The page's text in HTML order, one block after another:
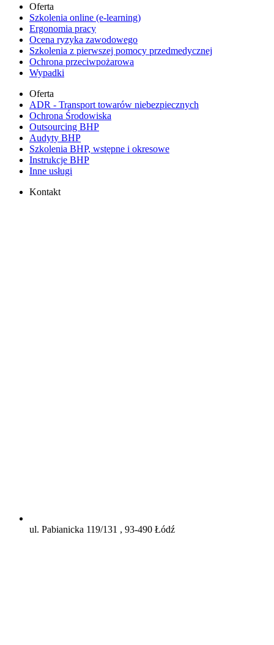
Oferta
Szkolenia online (e-learning)
Ergonomia pracy
Ocena ryzyka zawodowego
Szkolenia z pierwszej pomocy przedmedycznej
Ochrona przeciwpożarowa
Wypadki
Oferta
ADR - Transport towarów niebezpiecznych
Ochrona Środowiska
Outsourcing BHP
Audyty BHP
Szkolenia BHP, wstępne i okresowe
Instrukcje BHP
Inne usługi
Kontakt
ul. Pabianicka 119/131 , 93-490 Łódź